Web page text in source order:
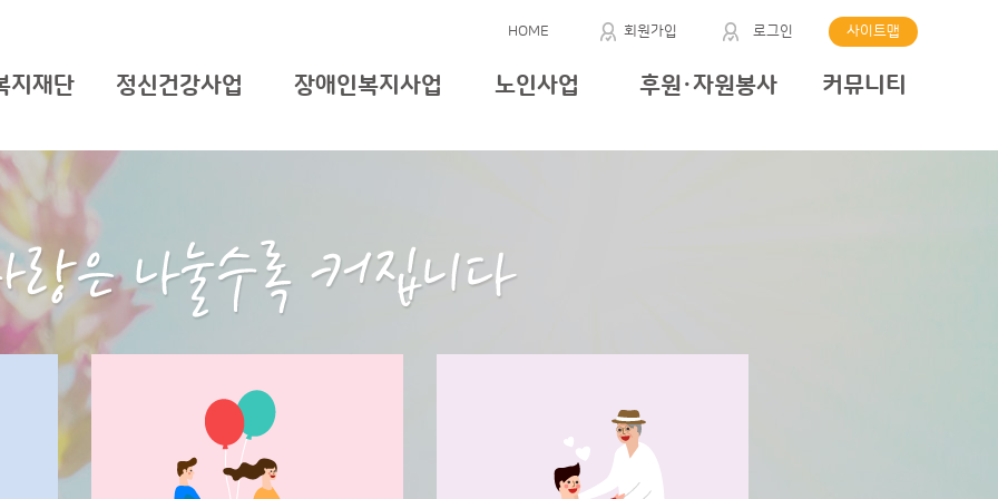
HOME 회원가입 로그인 사이트맵
지재단 정신건강사업 장애인복지사업 노인사업 후원·자원봉사 커뮤니티